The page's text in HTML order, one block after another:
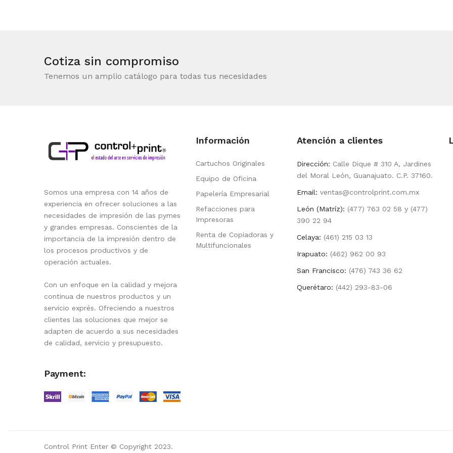
Cotiza sin compromiso
Tenemos un amplio catálogo para todas tus necesidades
Somos una empresa con 14 años de
experiencia en ofrecer soluciones a las
necesidades de impresión de las pymes
y grandes empresas. Conscientes de la
importancia de la impresión dentro de
los procesos productivos y de
operación actuales.
Con un enfoque en la calidad y mejora
continua de nuestros productos y un
servicio exprés. Ofreciendo a nuestros
clientes las soluciones que mejor se
adapten de acuerdo a sus necesidades
de calidad, servicio y presupuesto.
Payment:
Información
Cartuchos Originales
Equipo de Oficina
Papelería Empresarial
Refacciones para
Impresoras
Renta de Copiadoras y
Multifuncionales
Atención a clientes
Dirección: Calle Dique # 310 A, Jardines
del Moral León, Guanajuato. C.P. 37160.
Email: ventas@controlprint.com.mx
León (Matríz): (477) 763 02 58 y (477)
390 22 94
Celaya: (461) 215 03 13
Irapuato: (462) 962 00 93
San Francisco: (476) 743 36 62
Querétaro: (442) 293-83-06
Control Print Enter © Copyright 2023.